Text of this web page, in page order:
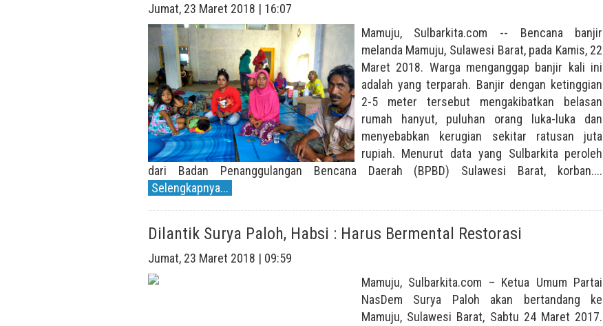
Jumat, 23 Maret 2018 | 16:07
Mamuju, Sulbarkita.com -- Bencana banjir
melanda Mamuju, Sulawesi Barat, pada Kamis, 22
Maret 2018. Warga menganggap banjir kali ini
adalah yang terparah. Banjir dengan ketinggian
2-5 meter tersebut mengakibatkan belasan
rumah hanyut, puluhan orang luka-luka dan
menyebabkan kerugian sekitar ratusan juta
rupiah. Menurut data yang Sulbarkita peroleh
dari Badan Penanggulangan Bencana Daerah (BPBD) Sulawesi Barat, korban....
Selengkapnya...
Dilantik Surya Paloh, Habsi : Harus Bermental Restorasi
Jumat, 23 Maret 2018 | 09:59
Mamuju, Sulbarkita.com – Ketua Umum Partai
NasDem Surya Paloh akan bertandang ke
Mamuju, Sulawesi Barat, Sabtu 24 Maret 2017.